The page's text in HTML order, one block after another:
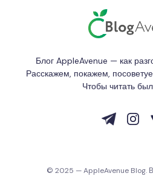
Блог AppleAvenue — как
Расскажем, покажем,
Чтобы читать
© 2025 — AppleAvenue Blog.